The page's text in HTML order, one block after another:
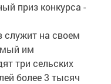
приз конкурса -
служит на своем
им
три сельских
более 3 тысяч